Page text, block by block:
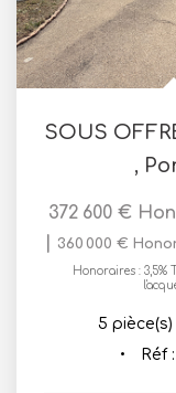
,
372 600 €
360 000 €
Honoraires : 3,5%
5 pièce(s)
Réf :